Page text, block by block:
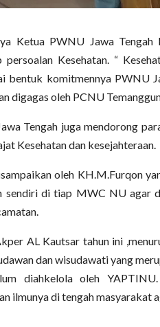
Ketua PWNU Jawa
persoalan Kesehatan. “
bentuk komitmennya PWNU
digagas oleh PCNU
Tengah juga mendorong
Kesehatan dan kesejahteraan.
oleh KH.M.Furqon
sendiri di tiap MWC NU agar
AL Kautsar tahun ini
dan wisudawati yang
diahkelola oleh
ilmunya di tengah masyarakat